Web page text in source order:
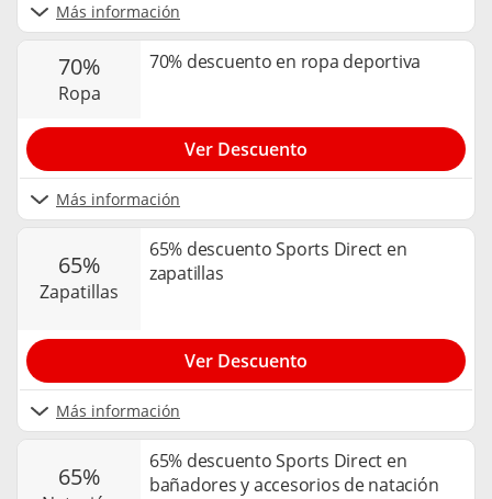
Más información
70%
ropa
70% descuento en ropa deportiva
Más información
Ver Descuento
65%
zapatillas
65% descuento Sports Direct en
zapatillas
Más información
Ver Descuento
65%
65% descuento Sports Direct en
bañadores y accesorios de natación